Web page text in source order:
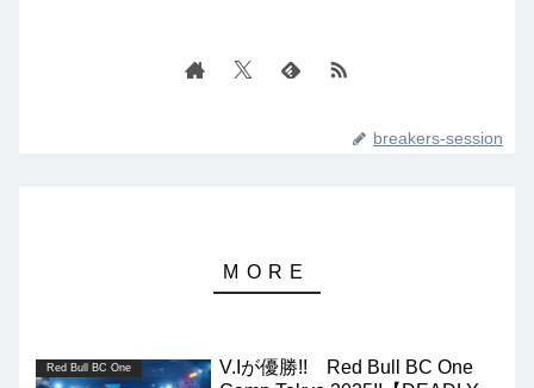
breakers-session
Red Bull BC One
V.Iが優勝!! Red Bull BC One